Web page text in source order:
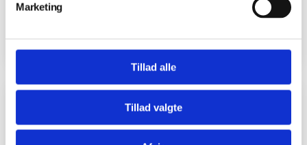
Marketing
Tillad alle
Tillad valgte
Velbesøgt Åbent Hus hos 3D Infill: Masser